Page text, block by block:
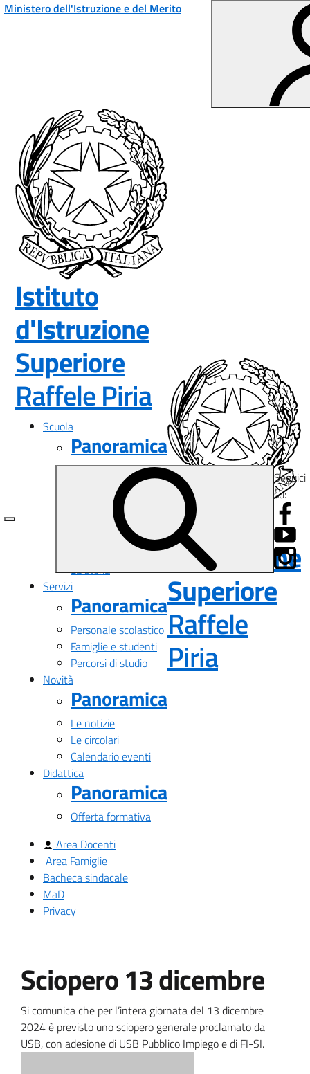
Vai ai contenuti
Vai al menu di navigazione
Vai al footer
Ministero dell'Istruzione e del Merito
Istituto
d'Istruzione
Superiore
Raffele Piria— Visita la
Scuola
Panoramica
Presentazione
Le persone
I numeri della scuola
Le carte della scuola
Organizzazione
La storia
Servizi
Panoramica
Personale scolastico
Famiglie e studenti
Percorsi di studio
Novità
Panoramica
Le notizie
Le circolari
Calendario eventi
Didattica
Panoramica
Offerta formativa
Area Docenti
Area Famiglie
Bacheca sindacale
MaD
Privacy
Istituto
d'Istruzione
Superiore
Raffele
Piria—
Seguici
su:
Sciopero 13 dicembre
Si comunica che per l’intera giornata del 13 dicembre
2024 è previsto uno sciopero generale proclamato da
USB, con adesione di USB Pubblico Impiego e di FI-SI.